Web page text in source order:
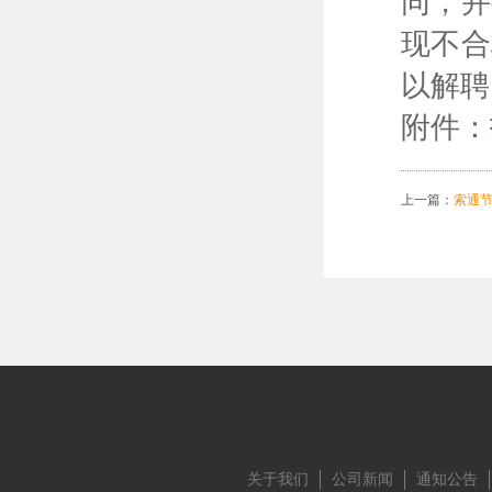
现不
以解
附件：
上一篇： 索通
关于我们 公司新闻 通知公告